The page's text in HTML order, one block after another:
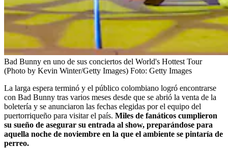
Bad Bunny en uno de sus conciertos del World's Hottest Tour
(Photo by Kevin Winter/Getty Images) Foto: Getty Images
La larga espera terminó y el público colombiano logró encontrarse
con Bad Bunny tras varios meses desde que se abrió la venta de la
boletería y se anunciaron las fechas elegidas por el equipo del
puertorriqueño para visitar el país. Miles de fanáticos cumplieron
su sueño de asegurar su entrada al show, preparándose para
aquella noche de noviembre en la que el ambiente se pintaría de
perreo.